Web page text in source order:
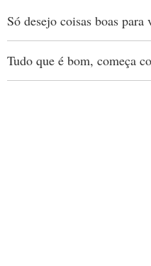
Só desejo coisas boas para
Tudo que é bom, começa